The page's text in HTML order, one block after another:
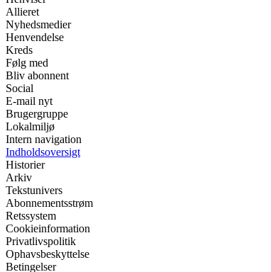
Allieret
Nyhedsmedier
Henvendelse
Kreds
Følg med
Bliv abonnent
Social
E-mail nyt
Brugergruppe
Lokalmiljø
Intern navigation
Indholdsoversigt
Historier
Arkiv
Tekstunivers
Abonnementsstrøm
Retssystem
Cookieinformation
Privatlivspolitik
Ophavsbeskyttelse
Betingelser